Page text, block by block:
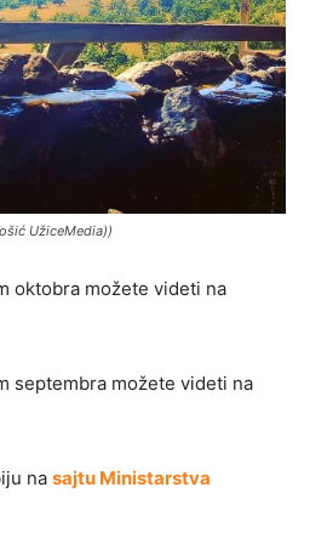
UžiceMedia))
oktobra možete videti na
septembra možete videti na
na sajtu Ministarstva